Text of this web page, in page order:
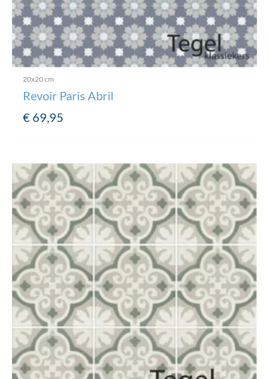
20x20 cm
Revoir Paris Abril
€ 69,95